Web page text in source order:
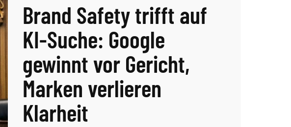
Brand Safety trifft auf
KI-Suche: Google
gewinnt vor Gericht,
Marken verlieren
Klarheit